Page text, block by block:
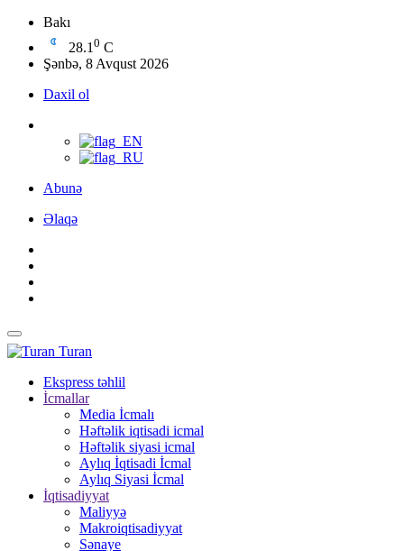
Bakı
28.1 0 C
Şənbə, 8 Avqust 2026
Daxil ol
Abunə
Əlaqə
Turan
Ekspress təhlil
İcmallar
Media İcmalı
Həftəlik iqtisadi icmal
Həftəlik siyasi icmal
Aylıq İqtisadi İcmal
Aylıq Siyasi İcmal
İqtisadiyyat
Maliyyə
Makroiqtisadiyyat
Sənaye